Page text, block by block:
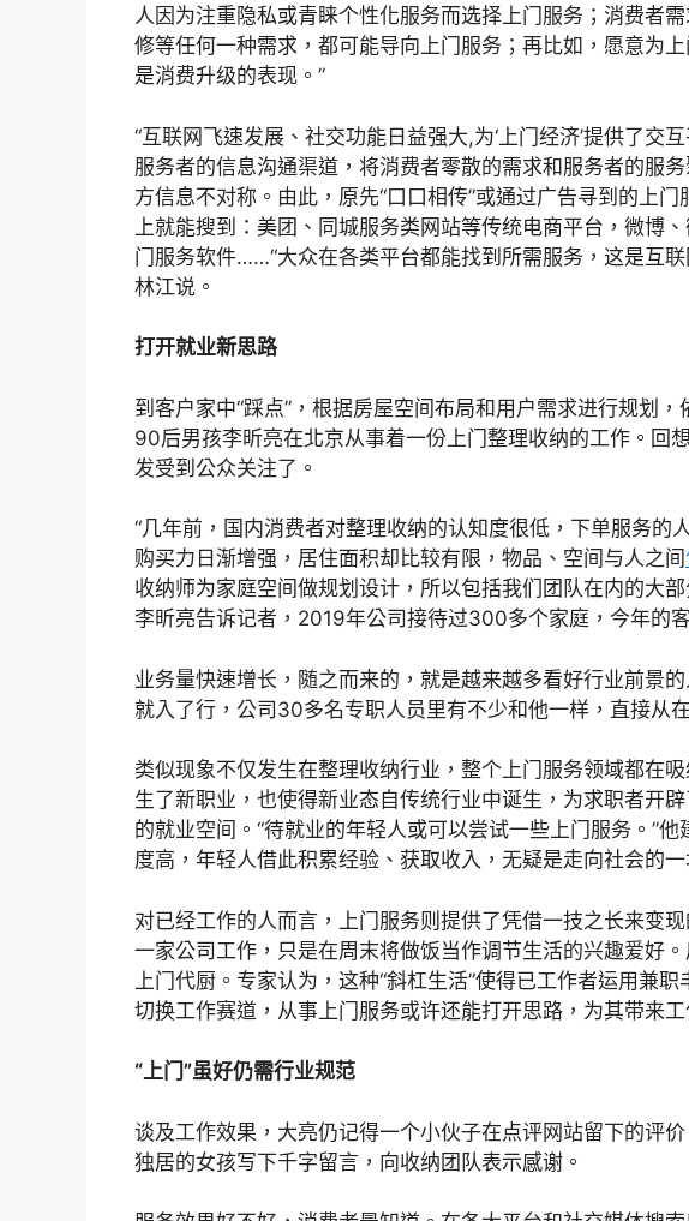
人因为注重隐私或青睐个性化服务而选择上门服务；消费者
修等任何一种需求，都可能导向上门服务；再比如，愿意为
是消费升级的表现。”
“互联网飞速发展、社交功能日益强大,为‘上门经济’提供了交
服务者的信息沟通渠道，将消费者零散的需求和服务者的服
方信息不对称。由此，原先“口口相传”或通过广告寻到的上
上就能搜到：美团、同城服务类网站等传统电商平台，微博
门服务软件……“大众在各类平台都能找到所需服务，这是互
林江说。
打开就业新思路
到客户家中“踩点”，根据房屋空间布局和用户需求进行规划
90后男孩李昕亮在北京从事着一份上门整理收纳的工作。回
发受到公众关注了。
“几年前，国内消费者对整理收纳的认知度很低，下单服务的
购买力日渐增强，居住面积却比较有限，物品、空间与人之间
收纳师为家庭空间做规划设计，所以包括我们团队在内的大
李昕亮告诉记者，2019年公司接待过300多个家庭，今年的
业务量快速增长，随之而来的，就是越来越多看好行业前景
就入了行，公司30多名专职人员里有不少和他一样，直接从
类似现象不仅发生在整理收纳行业，整个上门服务领域都在
生了新职业，也使得新业态自传统行业中诞生，为求职者开
的就业空间。“待就业的年轻人或可以尝试一些上门服务。”
度高，年轻人借此积累经验、获取收入，无疑是走向社会的一
对已经工作的人而言，上门服务则提供了凭借一技之长来变
一家公司工作，只是在周末将做饭当作调节生活的兴趣爱好
上门代厨。专家认为，这种“斜杠生活”使得已工作者运用兼
切换工作赛道，从事上门服务或许还能打开思路，为其带来工
“上门”虽好仍需行业规范
谈及工作效果，大亮仍记得一个小伙子在点评网站留下的评
独居的女孩写下千字留言，向收纳团队表示感谢。